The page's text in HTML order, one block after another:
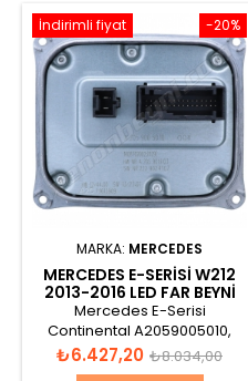
-20%
İndirimli fiyat
MARKA: MERCEDES
MERCEDES E-SERISI W212
2013-2016 LED FAR BEYNI
A2229008005
Mercedes E-Serisi
Continental A2059005010,
A2129003417, A2129008122,
A2129008224, A2229008005
Fiyat
₺6.427,20 Normal
₺8.034,00